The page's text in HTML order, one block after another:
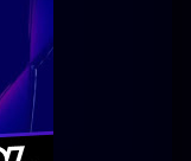
HDR
SDR